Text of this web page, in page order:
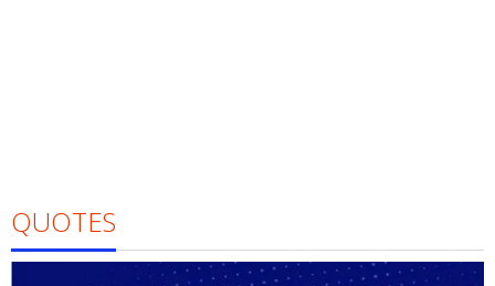
QUOTES